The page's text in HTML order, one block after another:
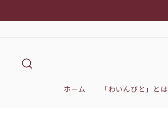
へ
ホーム 「わいんびと」とは